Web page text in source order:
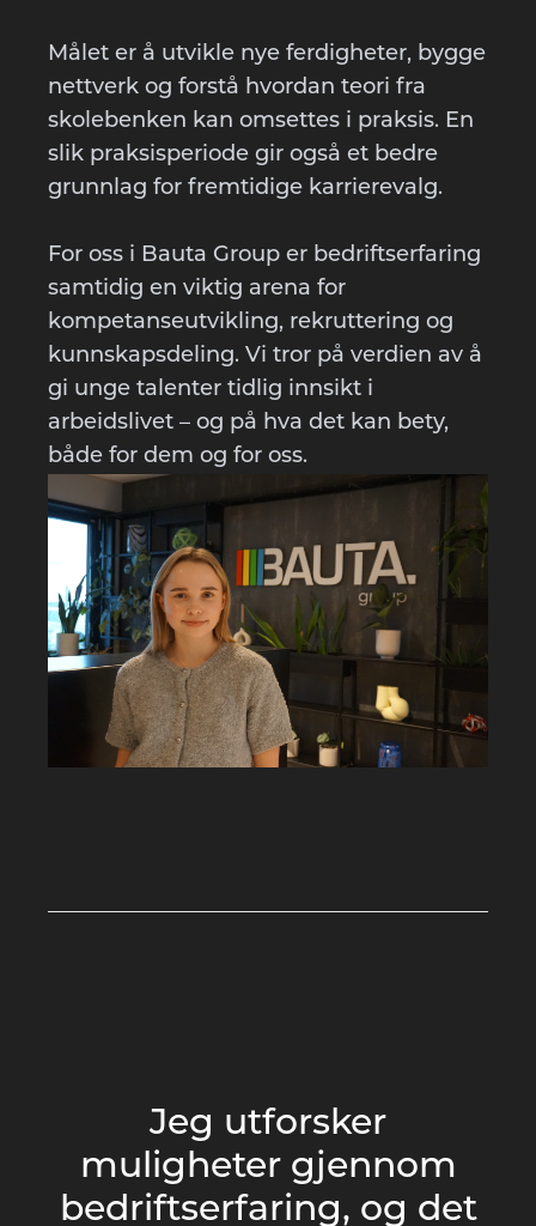
Målet er å utvikle nye ferdigheter, bygge
nettverk og forstå hvordan teori fra
skolebenken kan omsettes i praksis. En
slik praksisperiode gir også et bedre
grunnlag for fremtidige karrierevalg.
For oss i Bauta Group er bedriftserfaring
samtidig en viktig arena for
kompetanseutvikling, rekruttering og
kunnskapsdeling. Vi tror på verdien av å
gi unge talenter tidlig innsikt i
arbeidslivet – og på hva det kan bety,
både for dem og for oss.
Jeg utforsker
muligheter gjennom
bedriftserfaring, og det